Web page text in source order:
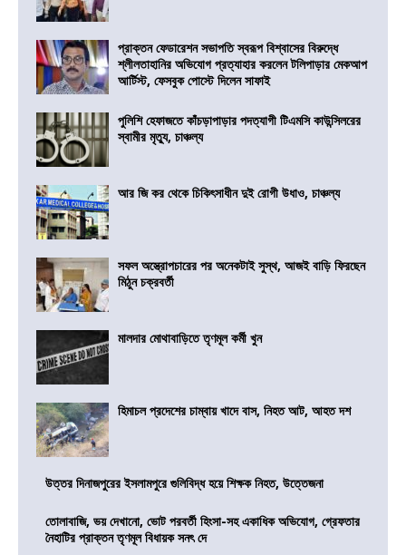
প্রাক্তন ফেডারেশন সভাপতি স্বরূপ বিশ্বাসের বিরুদ্ধে
শ্লীলতাহানির অভিযোগ প্রত্যাহার করলেন টলিপাড়ার মেকআপ
আর্টিস্ট, ফেসবুক পোস্টে দিলেন সাফাই
পুলিশি হেফাজতে কাঁচড়াপাড়ার পদত্যাগী টিএমসি কাউন্সিলরের
স্বামীর মৃত্যু, চাঞ্চল্য
আর জি কর থেকে চিকিৎসাধীন দুই রোগী উধাও, চাঞ্চল্য
সফল অস্ত্রোপচারের পর অনেকটাই সুস্থ, আজই বাড়ি ফিরছেন
মিঠুন চক্রবর্তী
মালদার মোথাবাড়িতে তৃণমূল কর্মী খুন
হিমাচল প্রদেশের চাম্বায় খাদে বাস, নিহত আট, আহত দশ
উত্তর দিনাজপুরের ইসলামপুরে গুলিবিদ্ধ হয়ে শিক্ষক নিহত, উত্তেজনা
তোলাবাজি, ভয় দেখানো, ভোট পরবর্তী হিংসা-সহ একাধিক অভিযোগ, গ্রেফতার
নৈহাটির প্রাক্তন তৃণমূল বিধায়ক সনৎ দে